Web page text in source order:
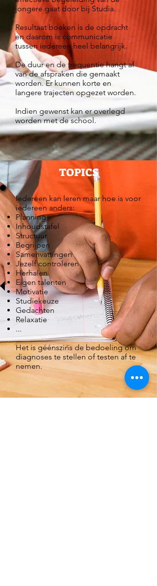
jongere gaat door bij Studia.
Resultaat boeken is de opdracht
en daarom is communicatie
tussen iedereen heel belangrijk.
De duur en de frequentie hangt af
van de afspraken die gemaakt
worden. Er kunnen korte en
langere trajecten opgezet worden.
Indien gewenst kan er overlegd
worden met de school.
Iedereen kan leren maar hoe is voor
iedereen anders:
Planning
Inhoudstafel
Structuur
Begrijpen
Samenvattingen
Jezelf controleren
Herhalen
Eigen talenten
Motivatie
Studiekeuze
Gedachten
Relaxatie
...
Het is géénszins de bedoeling om
diagnoses te stellen of testen af te
nemen.
TOPICS